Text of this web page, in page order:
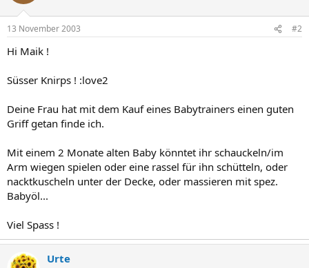
13 November 2003 #2
Hi Maik !
Süsser Knirps ! :love2
Deine Frau hat mit dem Kauf eines Babytrainers einen guten
Griff getan finde ich.
Mit einem 2 Monate alten Baby könntet ihr schauckeln/im
Arm wiegen spielen oder eine rassel für ihn schütteln, oder
nacktkuscheln unter der Decke, oder massieren mit spez.
Babyöl...
Viel Spass !
Urte